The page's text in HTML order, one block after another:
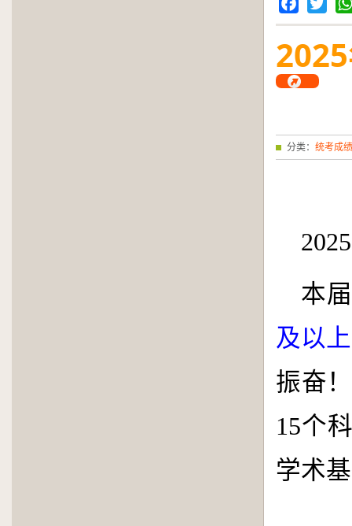
Facebook
Twitter
2025
分类： 统考成绩
2025
本
及以
振奋
15个
学术